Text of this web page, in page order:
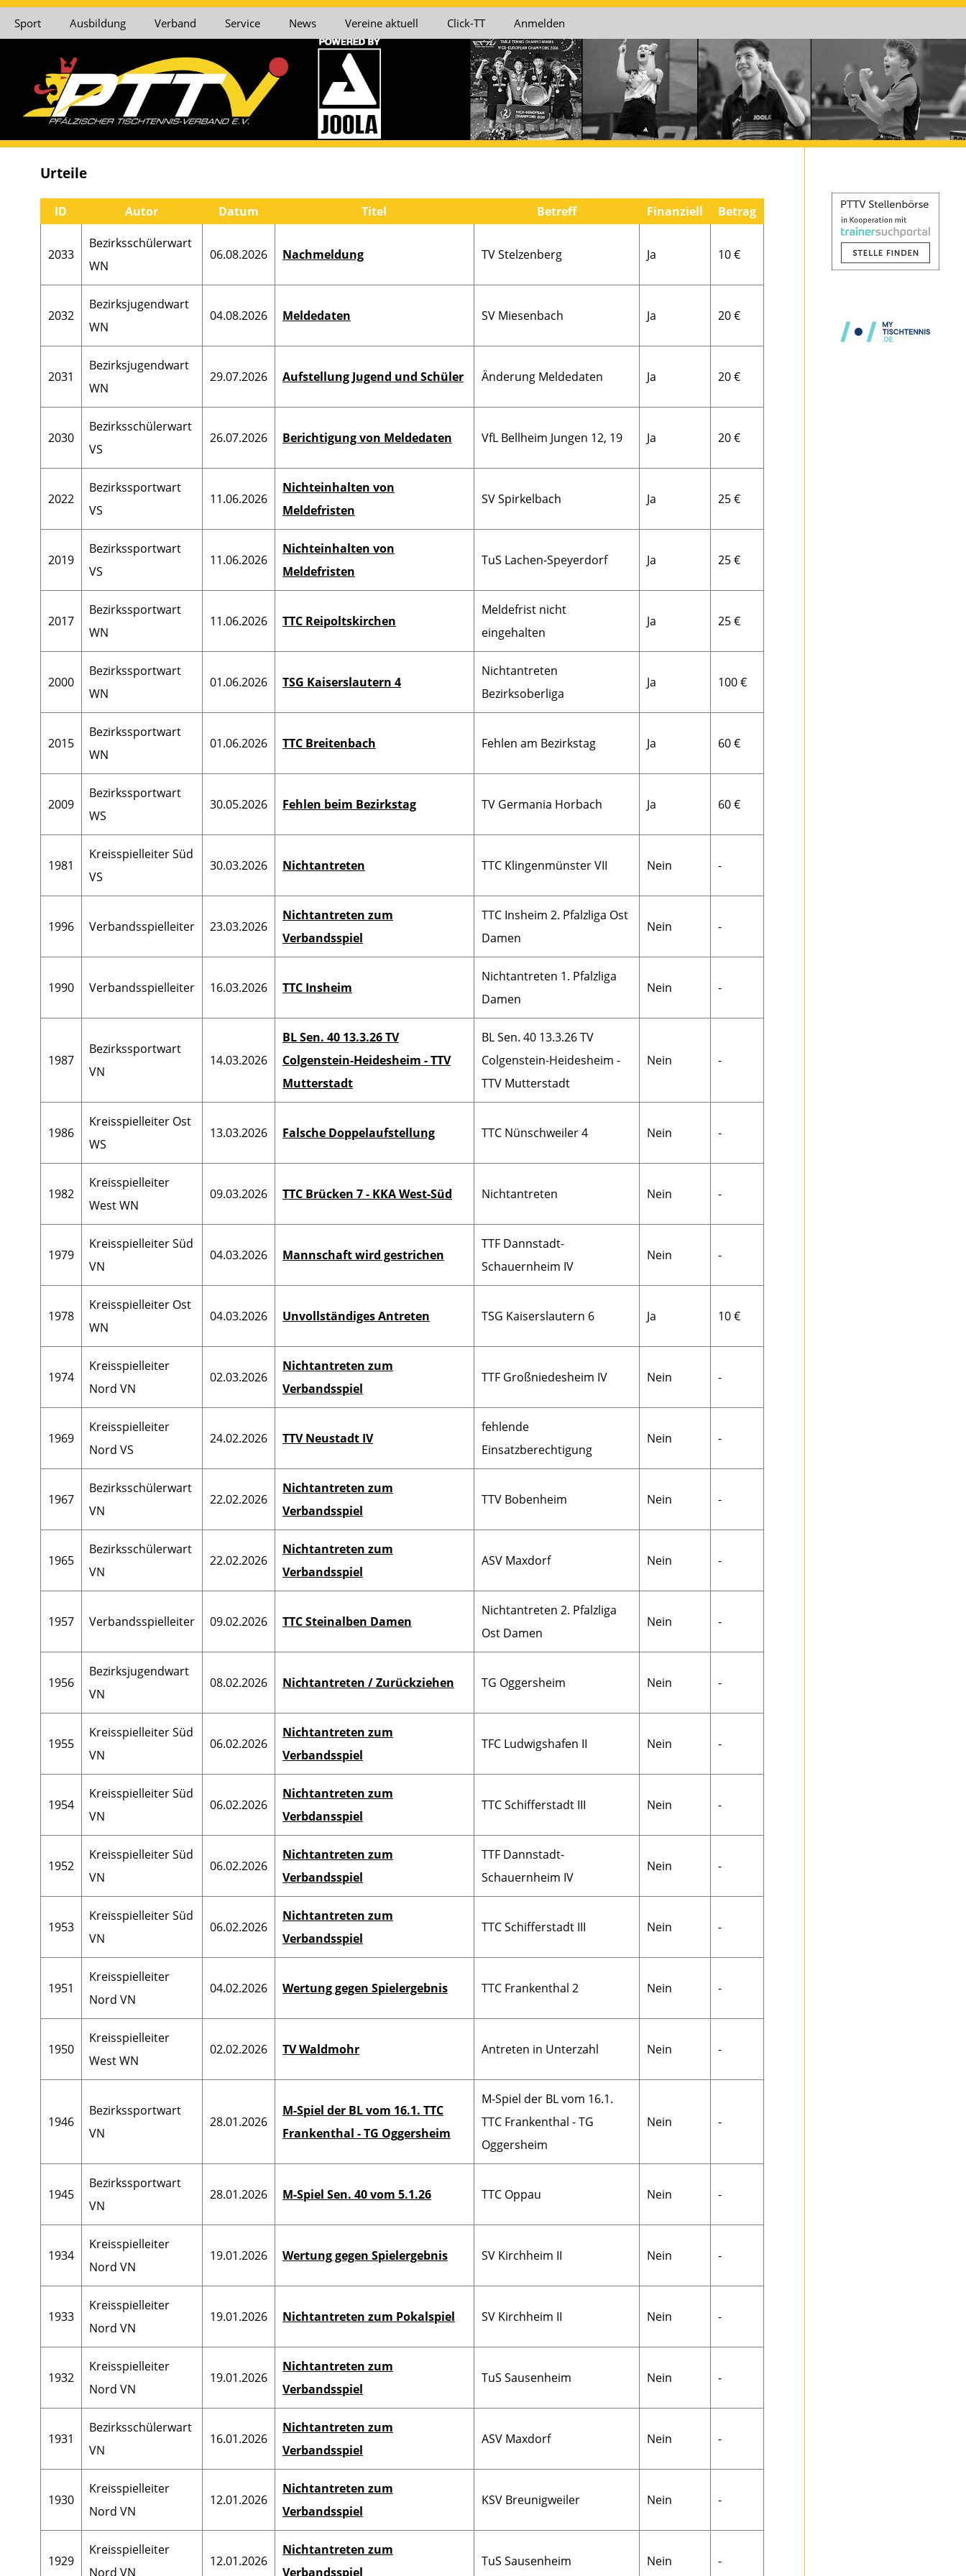
Sport Ausbildung Verband Service News Vereine aktuell Click-TT Anmelden
Urteile
ID Autor Datum Titel Betreff Finanziell Betrag
2033
Bezirksschülerwart
WN
06.08.2026 Nachmeldung TV Stelzenberg Ja 10 €
2032
Bezirksjugendwart
WN
04.08.2026 Meldedaten SV Miesenbach Ja 20 €
2031
Bezirksjugendwart
WN
29.07.2026 Aufstellung Jugend und Schüler Änderung Meldedaten Ja 20 €
2030
Bezirksschülerwart
VS
26.07.2026 Berichtigung von Meldedaten VfL Bellheim Jungen 12, 19 Ja 20 €
2022
Bezirkssportwart
VS
11.06.2026
Nichteinhalten von
Meldefristen
SV Spirkelbach Ja 25 €
2019
Bezirkssportwart
VS
11.06.2026
Nichteinhalten von
Meldefristen
TuS Lachen-Speyerdorf Ja 25 €
2017
Bezirkssportwart
WN
11.06.2026 TTC Reipoltskirchen
Meldefrist nicht
eingehalten
Ja 25 €
2000
Bezirkssportwart
WN
01.06.2026 TSG Kaiserslautern 4
Nichtantreten
Bezirksoberliga
Ja 100 €
2015
Bezirkssportwart
WN
01.06.2026 TTC Breitenbach Fehlen am Bezirkstag Ja 60 €
2009
Bezirkssportwart
WS
30.05.2026 Fehlen beim Bezirkstag TV Germania Horbach Ja 60 €
1981
Kreisspielleiter Süd
VS
30.03.2026 Nichtantreten TTC Klingenmünster VII Nein -
1996 Verbandsspielleiter 23.03.2026
Nichtantreten zum
Verbandsspiel
TTC Insheim 2. Pfalzliga Ost
Damen
Nein -
1990 Verbandsspielleiter 16.03.2026 TTC Insheim
Nichtantreten 1. Pfalzliga
Damen
Nein -
1987
Bezirkssportwart
VN
14.03.2026
BL Sen. 40 13.3.26 TV
Colgenstein-Heidesheim - TTV
Mutterstadt
BL Sen. 40 13.3.26 TV
Colgenstein-Heidesheim -
TTV Mutterstadt
Nein -
1986
Kreisspielleiter Ost
WS
13.03.2026 Falsche Doppelaufstellung TTC Nünschweiler 4 Nein -
1982
Kreisspielleiter
West WN
09.03.2026 TTC Brücken 7 - KKA West-Süd Nichtantreten Nein -
1979
Kreisspielleiter Süd
VN
04.03.2026 Mannschaft wird gestrichen
TTF Dannstadt-
Schauernheim IV
Nein -
1978
Kreisspielleiter Ost
WN
04.03.2026 Unvollständiges Antreten TSG Kaiserslautern 6 Ja 10 €
1974
Kreisspielleiter
Nord VN
02.03.2026
Nichtantreten zum
Verbandsspiel
TTF Großniedesheim IV Nein -
1969
Kreisspielleiter
Nord VS
24.02.2026 TTV Neustadt IV
fehlende
Einsatzberechtigung
Nein -
1967
Bezirksschülerwart
VN
22.02.2026
Nichtantreten zum
Verbandsspiel
TTV Bobenheim Nein -
1965
Bezirksschülerwart
VN
22.02.2026
Nichtantreten zum
Verbandsspiel
ASV Maxdorf Nein -
1957 Verbandsspielleiter 09.02.2026 TTC Steinalben Damen
Nichtantreten 2. Pfalzliga
Ost Damen
Nein -
1956
Bezirksjugendwart
VN
08.02.2026 Nichtantreten / Zurückziehen TG Oggersheim Nein -
1955
Kreisspielleiter Süd
VN
06.02.2026
Nichtantreten zum
Verbandsspiel
TFC Ludwigshafen II Nein -
1954
Kreisspielleiter Süd
VN
06.02.2026
Nichtantreten zum
Verbdansspiel
TTC Schifferstadt III Nein -
1952
Kreisspielleiter Süd
VN
06.02.2026
Nichtantreten zum
Verbandsspiel
TTF Dannstadt-
Schauernheim IV
Nein -
1953
Kreisspielleiter Süd
VN
06.02.2026
Nichtantreten zum
Verbandsspiel
TTC Schifferstadt III Nein -
1951
Kreisspielleiter
Nord VN
04.02.2026 Wertung gegen Spielergebnis TTC Frankenthal 2 Nein -
1950
Kreisspielleiter
West WN
02.02.2026 TV Waldmohr Antreten in Unterzahl Nein -
1946
Bezirkssportwart
VN
28.01.2026
M-Spiel der BL vom 16.1. TTC
Frankenthal - TG Oggersheim
M-Spiel der BL vom 16.1.
TTC Frankenthal - TG
Oggersheim
Nein -
1945
Bezirkssportwart
VN
28.01.2026 M-Spiel Sen. 40 vom 5.1.26 TTC Oppau Nein -
1934
Kreisspielleiter
Nord VN
19.01.2026 Wertung gegen Spielergebnis SV Kirchheim II Nein -
1933
Kreisspielleiter
Nord VN
19.01.2026 Nichtantreten zum Pokalspiel SV Kirchheim II Nein -
1932
Kreisspielleiter
Nord VN
19.01.2026
Nichtantreten zum
Verbandsspiel
TuS Sausenheim Nein -
1931
Bezirksschülerwart
VN
16.01.2026
Nichtantreten zum
Verbandsspiel
ASV Maxdorf Nein -
1930
Kreisspielleiter
Nord VN
12.01.2026
Nichtantreten zum
Verbandsspiel
KSV Breunigweiler Nein -
1929
Kreisspielleiter
Nord VN
12.01.2026
Nichtantreten zum
Verbandsspiel
TuS Sausenheim Nein -